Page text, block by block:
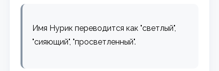
Имя Нурик переводится как "светлый",
"сияющий", "просветленный".